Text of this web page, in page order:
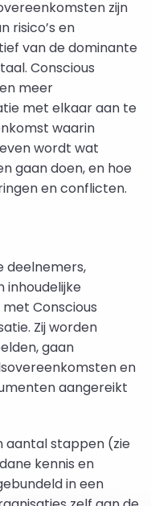
zijn
risico’s en
van de dominante
Conscious
meer
met elkaar aan te
waarin
wordt wat
gaan doen, en hoe
en conflicten.
deelnemers,
inhoudelijke
Conscious
Zij worden
gaan
en
aangereikt
stappen (zie
kennis en
in een